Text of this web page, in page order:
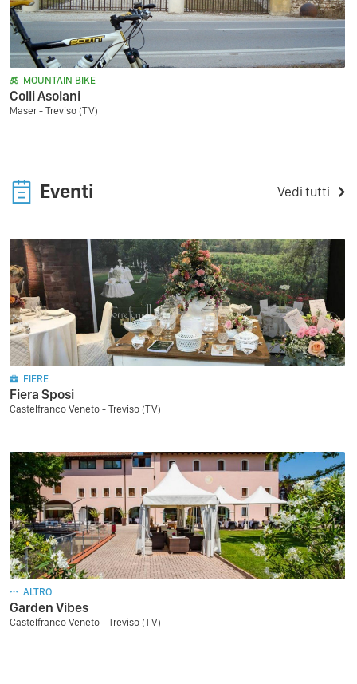
MOUNTAIN BIKE
Colli Asolani
Maser - Treviso (TV)
Eventi Vedi tutti
FIERE
Fiera Sposi
Castelfranco Veneto - Treviso (TV)
ALTRO
Garden Vibes
Castelfranco Veneto - Treviso (TV)